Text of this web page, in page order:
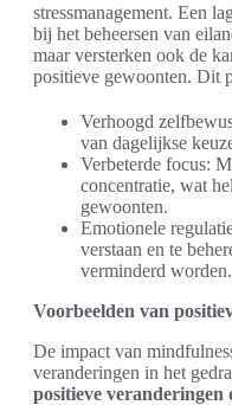
stressmanagement. Een
bij het beheersen van
maar versterken ook de
positieve gewoonten. Dit
Verhoogd
van dagelijkse
Verbeterde focus:
concentratie, wat
gewoonten.
Emotionele
verstaan en te
verminderd worden.
Voorbeelden van
De impact van
veranderingen in het
positieve veranderingen